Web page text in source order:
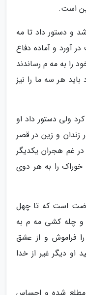
است.
و دستور داد تا مه
آورد و آماده دفاع
را به مه م رساندند
هر سه ما را نیز
ولی دستور داد او
زندان و زین در قصر
غم هجران یکدیگر
را به هر دوی
است که تا چهل
و چله کشی مه م به
فراموش و از عشق
او دیگر غیر از خدا